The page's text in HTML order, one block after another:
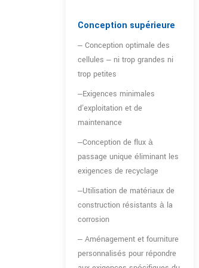
Conception supérieure
– Conception optimale des
cellules – ni trop grandes ni
trop petites
–Exigences minimales
d’exploitation et de
maintenance
–Conception de flux à
passage unique éliminant les
exigences de recyclage
–Utilisation de matériaux de
construction résistants à la
corrosion
– Aménagement et fourniture
personnalisés pour répondre